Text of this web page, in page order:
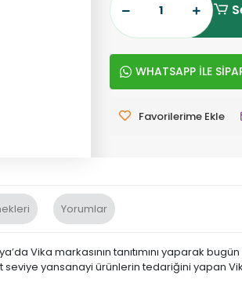
WHATSAPP İLE
Favorilerime Ekle
Yorumlar
Vika markasının tanıtımını
yansanayi ürünlerin tedariğini yapan